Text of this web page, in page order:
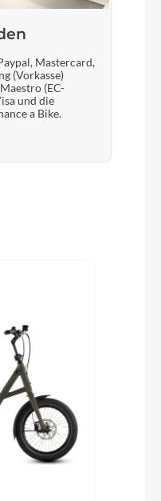
Mastercard,
(Vorkasse)
(EC-
und die
a Bike.